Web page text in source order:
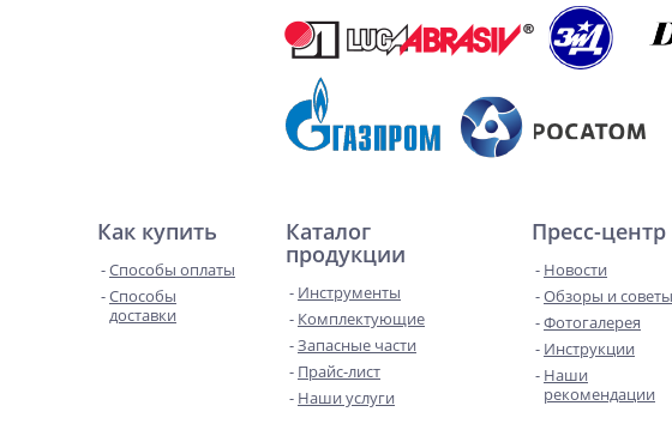
Как купить
Способы оплаты
Способы
доставки
Каталог
продукции
Инструменты
Комплектующие
Запасные части
Прайс-лист
Наши услуги
Пресс-центр
Новости
Обзоры и советы
Фотогалерея
Инструкции
Наши
рекомендации